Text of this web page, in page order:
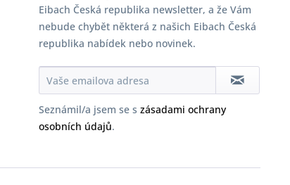
Eibach Česká republika newsletter, a že Vám
nebude chybět některá z našich Eibach Česká
republika nabídek nebo novinek.
Seznámil/a jsem se s zásadami ochrany
osobních údajů.